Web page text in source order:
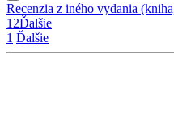
Recenzia z iného vydania
1 2Ďalšie
1 Ďalšie